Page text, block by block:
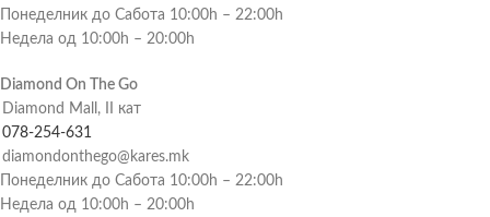
Понеделник до Сабота 10:00h – 22:00h
Недела од 10:00h – 20:00h
Diamond On The Go
Diamond Mall, II кат
078-254-631
diamondonthego@kares.mk
Понеделник до Сабота 10:00h – 22:00h
Недела од 10:00h – 20:00h